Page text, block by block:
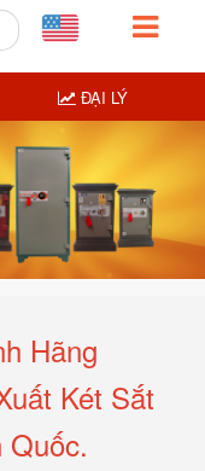
Hãng
Két Sắt
Quốc.
ĐẠI LÝ